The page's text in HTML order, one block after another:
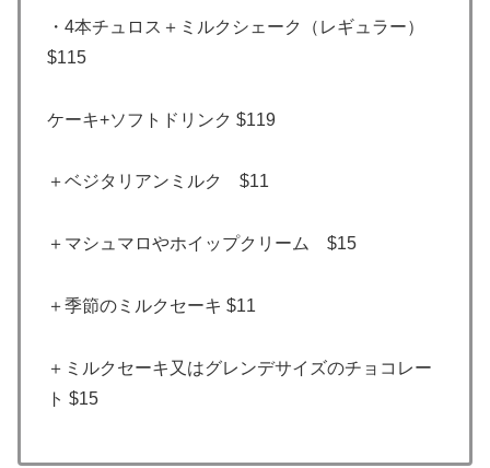
・4本チュロス＋ミルクシェーク（レギュラー）
$115
ケーキ+ソフトドリンク $119
＋ベジタリアンミルク $11
＋マシュマロやホイップクリーム $15
＋季節のミルクセーキ $11
＋ミルクセーキ又はグレンデサイズのチョコレー
ト $15